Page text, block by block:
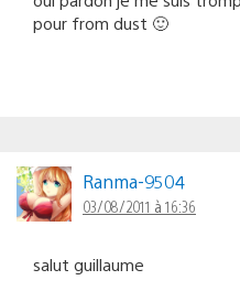
pour from dust 🙂
Ranma-9504
03/08/2011 à 16:36
salut guillaume